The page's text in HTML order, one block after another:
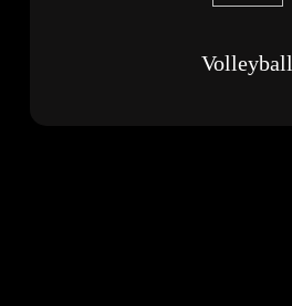
Volleyball